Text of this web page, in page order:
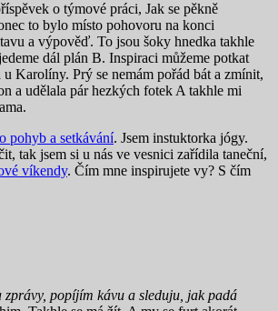
o týmové práci, Jak se pěkně
to bylo místo pohovoru na konci
a výpověď. To jsou šoky hnedka takhle
dál plán B. Inspiraci můžeme potkat
Karolíny. Prý se nemám pořád bát a zmínit,
a udělala pár hezkých fotek A takhle mi
pohyb a setkávání. Jsem instuktorka jógy.
tak jsem si u nás ve vesnici zařídila taneční,
víkendy. Čím mne inspirujete vy? S čím
zprávy, popíjím kávu a sleduju, jak padá